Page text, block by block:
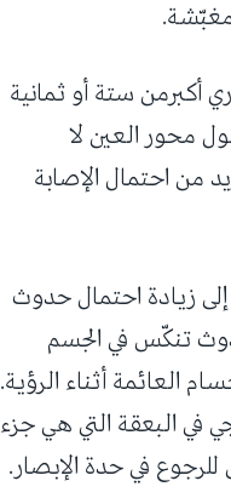
مغبّشة.
أكبرمن ستة أو ثمانية
محور العين لا
من احتمال الإصابة
زيادة احتمال حدوث
تنكّس في الجسم
العائمة أثناء الرؤية.
في البعقة التي هي جزء
في حدة الإبصار.